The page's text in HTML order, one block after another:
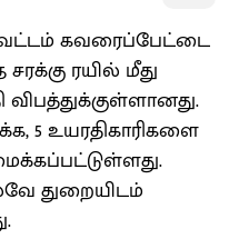
கவரைப்பேட்டை
ரயில் மீது
விபத்துக்குள்ளானது.
5 உயரதிகாரிகளை
துறையிடம்